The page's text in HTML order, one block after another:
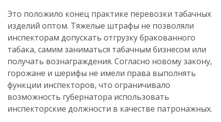
Это положило конец практике перевозки табачных
изделий оптом. Тяжелые штрафы не позволяли
инспекторам допускать отгрузку бракованного
табака, самим заниматься табачным бизнесом или
получать вознаграждения. Согласно новому закону,
горожане и шерифы не имели права выполнять
функции инспекторов, что ограничивало
возможность губернатора использовать
инспекторские должности в качестве патронажных.